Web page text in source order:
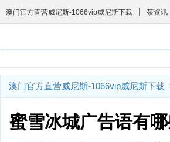
澳门官方直营威尼斯-1066vip威尼斯下载 | 茶资讯
澳门官方直营威尼斯-1066vip威尼斯下载
蜜雪冰城广告语有